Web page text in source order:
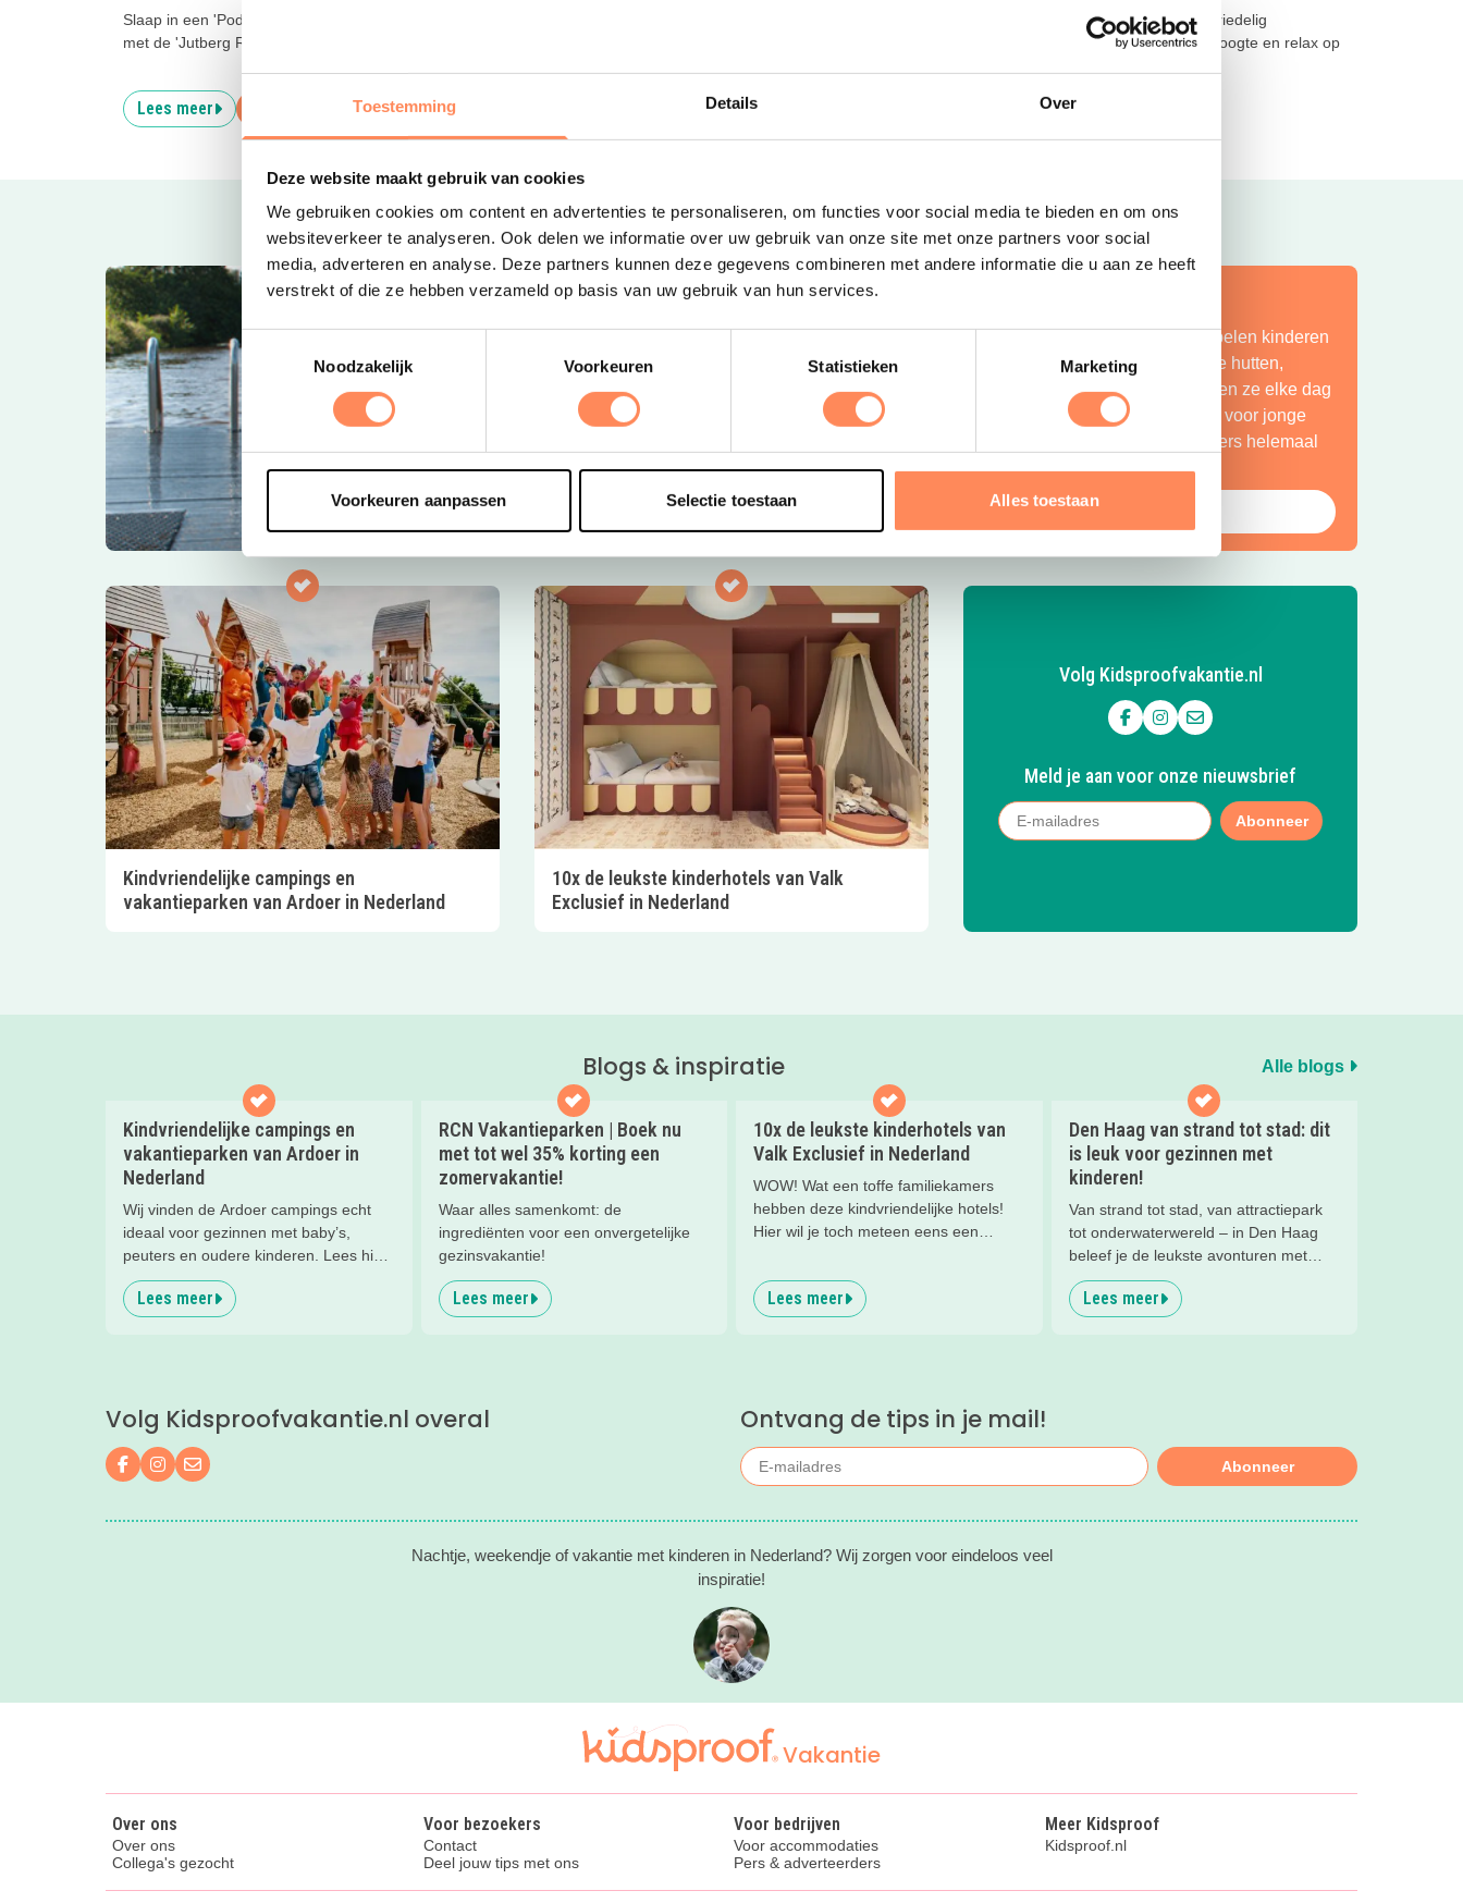
Toestemming Details Over
Deze website maakt gebruik van cookies
We gebruiken cookies om content en advertenties te personaliseren, om functies voor social media te bieden en om ons
websiteverkeer te analyseren. Ook delen we informatie over uw gebruik van onze site met onze partners voor social
media, adverteren en analyse. Deze partners kunnen deze gegevens combineren met andere informatie die u aan ze heeft
verstrekt of die ze hebben verzameld op basis van uw gebruik van hun services.
Noodzakelijk
Voorkeuren Statistieken Marketing
Voorkeuren aanpassen Selectie toestaan Alles toestaan
Slaap in een 'Pod' en ga op avontuur
met de 'Jutberg Ranger'!
Lees meer Lees meer
Kom logeren in een driedelig
kunstwerk; slaap op hoogte en relax op
Uitgelicht
Bij Camping Huttopia De Roos spelen kinderen
eindeloos in de natuur, bouwen ze hutten,
spetteren ze in de Vecht en beleven ze elke dag
een nieuw avontuur. Een paradijs voor jonge
ontdekkers én een plek waar ouders helemaal
tot rust komen.
Bekijk Huttopia de Roos
Kindvriendelijke campings en
vakantieparken van Ardoer in Nederland
10x de leukste kinderhotels van Valk
Exclusief in Nederland
Volg Kidsproofvakantie.nl
Volg ons op Facebook
Volg ons op Instagram
Mail ons
Meld je aan voor onze nieuwsbrief
Abonneer
Blogs & inspiratie Alle blogs
Kindvriendelijke campings en
vakantieparken van Ardoer in
Nederland
Wij vinden de Ardoer campings echt
ideaal voor gezinnen met baby’s,
peuters en oudere kinderen. Lees hier
waarom!
Lees meer
RCN Vakantieparken | Boek nu
met tot wel 35% korting een
zomervakantie!
Waar alles samenkomt: de
ingrediënten voor een onvergetelijke
gezinsvakantie!
Lees meer
10x de leukste kinderhotels van
Valk Exclusief in Nederland
WOW! Wat een toffe familiekamers
hebben deze kindvriendelijke hotels!
Hier wil je toch meteen eens een
kinderhotels van Valk Exclusief en boek
een heerlijk nachtje weg met je
kind(eren).
Lees meer
Den Haag van strand tot stad: dit
is leuk voor gezinnen met
kinderen!
Van strand tot stad, van attractiepark
tot onderwaterwereld – in Den Haag
beleef je de leukste avonturen met
kinderen. En tussendoor? Even
ontspannen met een lekkere lunch op
Lees meer
Volg Kidsproofvakantie.nl overal
Volg ons op Facebook
Volg ons op Instagram
Mail ons
Ontvang de tips in je mail!
Abonneer
Nachtje, weekendje of vakantie met kinderen in Nederland? Wij zorgen voor eindeloos veel
inspiratie!
Vakantie
Over ons
Over ons
Collega's gezocht
Voor bezoekers
Contact
Deel jouw tips met ons
Voor bedrijven
Voor accommodaties
Pers & adverteerders
Meer Kidsproof
Kidsproof.nl